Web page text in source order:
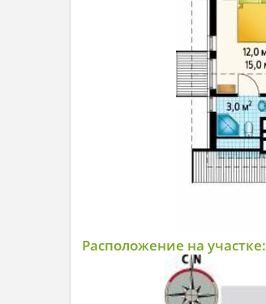
Расположение на участке: